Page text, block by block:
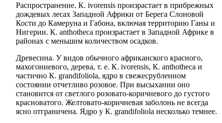
Распространение. К. ivorensis произрастает в прибрежных
дождевых лесах Западной Африки от Берега Слоновой
Кости до Камеруна и Габона, включая территорию Ганы и
Нигерии. К. anthotheca произрастает в Западной Африке в
рай­онах с меньшим количеством осадков.
Древесина. У видов обычного африканского красного,
махо­гониевого, дерева, т. е. К. ivorensis, К. anthotheca и
частично К. grandifoliola, ядро в свежесрубленном
состоянии отчетливо розовое. При высыхании оно
становится от светлого розовато-коричневого до густого
красноватого. Желтовато-коричневая заболонь не всегда
ясно отграничена. Ядро у К. grandifoliola несколько темнее.